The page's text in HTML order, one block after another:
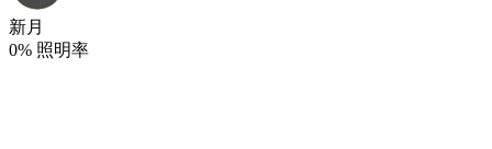
新月
0% 照明率